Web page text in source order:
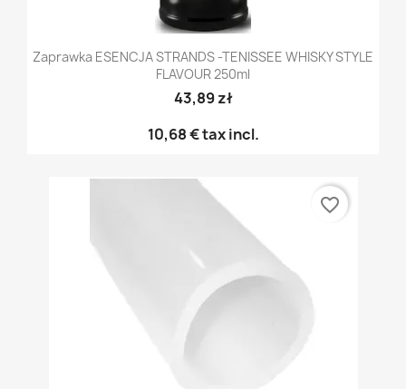
Zaprawka ESENCJA STRANDS -TENISSEE WHISKY STYLE
FLAVOUR 250ml
43,89 zł
10,68 €tax incl.
favorite_border